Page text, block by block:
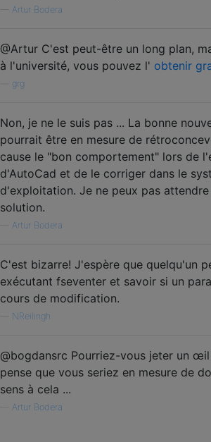
Artur Bodera
@Artur C'est peut-être un long plan,
à l'université, vous pouvez l' obtenir
grg
Non, je ne le suis pas ... La bonne
pourrait être en mesure de
cause le "bon comportement" lors de
d'AutoCad et de le corriger dans le
d'exploitation. Je ne peux pas
solution.
Artur Bodera
C'est bizarre! J'espère que quelqu'un
exécutant fseventer et savoir si un
cours de modification.
NReilingh
@bogdansrc Pourriez-vous jeter un
pense que vous seriez en mesure de
sens à cela ...
Artur Bodera